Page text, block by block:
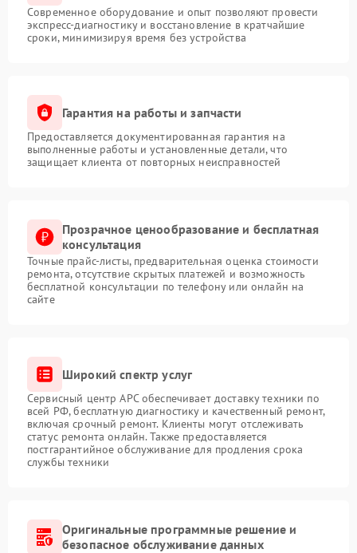
Современное оборудование и опыт позволяют провести
экспресс-диагностику и восстановление в кратчайшие
сроки, минимизируя время без устройства
Гарантия на работы и запчасти
Предоставляется документированная гарантия на
выполненные работы и установленные детали, что
защищает клиента от повторных неисправностей
Прозрачное ценообразование и бесплатная
консультация
Точные прайс-листы, предварительная оценка стоимости
ремонта, отсутствие скрытых платежей и возможность
бесплатной консультации по телефону или онлайн на
сайте
Широкий спектр услуг
Сервисный центр APC обеспечивает доставку техники по
всей РФ, бесплатную диагностику и качественный ремонт,
включая срочный ремонт. Клиенты могут отслеживать
статус ремонта онлайн. Также предоставляется
постгарантийное обслуживание для продления срока
службы техники
Оригинальные программные решение и
безопасное обслуживание данных